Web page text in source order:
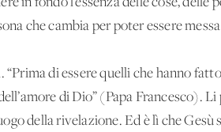
che cambia per poter essere
“Prima di essere quelli che hanno
di Dio” (Papa Francesco).
della rivelazione. Ed è lì che